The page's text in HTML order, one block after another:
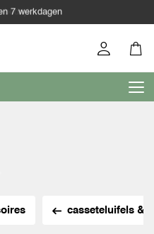
7 werkdagen
casseteluifels &